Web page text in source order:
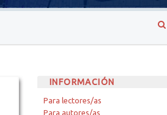
INFORMACIÓN
Para lectores/as
Para autores/as